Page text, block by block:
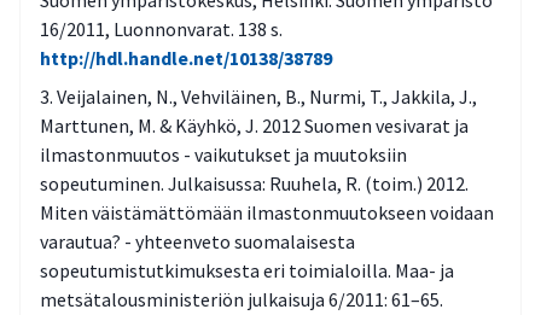
16/2011, Luonnonvarat. 138 s.
http://hdl.handle.net/10138/38789
Veijalainen, N., Vehviläinen, B., Nurmi, T., Jakkila, J.,
Marttunen, M. & Käyhkö, J. 2012 Suomen vesivarat ja
ilmastonmuutos - vaikutukset ja muutoksiin
sopeutuminen. Julkaisussa: Ruuhela, R. (toim.) 2012.
Miten väistämättömään ilmastonmuutokseen voidaan
varautua? - yhteenveto suomalaisesta
sopeutumistutkimuksesta eri toimialoilla. Maa- ja
metsätalousministeriön julkaisuja 6/2011: 61–65.